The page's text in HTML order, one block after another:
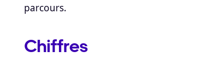
parcours.
Chiffres